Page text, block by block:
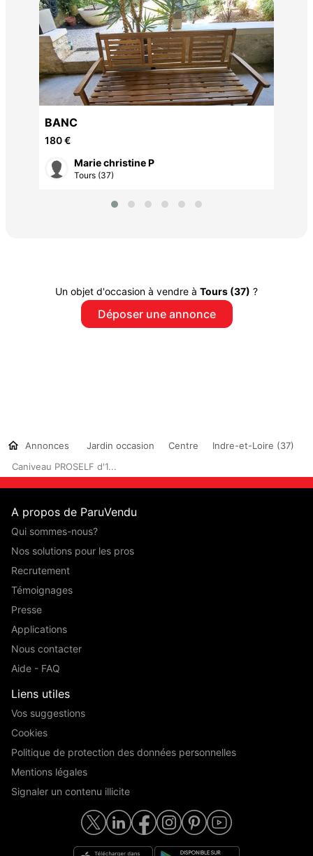
BANC
180 €
Marie christine P
Tours (37)
Un objet d'occasion à vendre à Tours (37) ?
Déposer une annonce
Annonces Jardin occasion Centre
Indre-et-Loire (37)
Caniveau PROSELF d'1...
A propos de ParuVendu
Qui sommes-nous?
Nos solutions pour les pros
Recrutement
Témoignages
Presse
Applications
Nous contacter
Aide - FAQ
Liens utiles
Vos suggestions
Cookies
Politique de protection des données personnelles
Mentions légales
Signaler un contenu illicite